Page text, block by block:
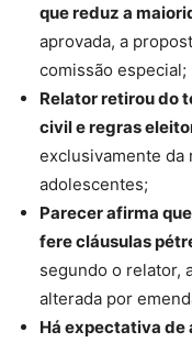
que reduz a
aprovada, a
comissão especial;
Relator retirou do
civil e regras
exclusivamente da
adolescentes;
Parecer afirma
fere cláusulas
segundo o relator,
alterada por
Há expectativa de